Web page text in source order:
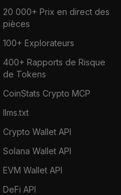
20 000+ Prix en direct des
pièces
100+ Explorateurs
400+ Rapports de Risque
de Tokens
CoinStats Crypto MCP
llms.txt
Crypto Wallet API
Solana Wallet API
EVM Wallet API
DeFi API